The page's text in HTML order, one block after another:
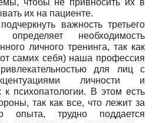
чтобы не привносить их в
их на пациенте.
важность третьего
необходимость
личного тренинга, так как
самих себя) наша профессия
для лиц с
личности и
психопатологии. В этом есть
так как все, что лежит за
опыта, трудно поддается